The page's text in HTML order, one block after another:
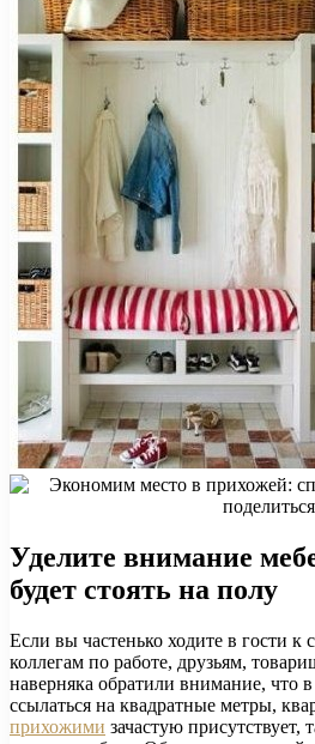
Уделите внимание
будет стоять на полу
Если вы частенько ходите в гости к
коллегам по работе, друзьям,
наверняка обратили внимание, что
ссылаться на квадратные метры,
прихожими зачастую присутствует,